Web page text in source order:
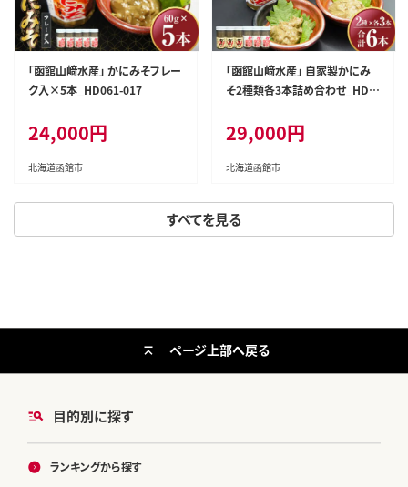
すべてを見る
「函館山﨑水産」 かにみそフレー
ク入×5本_HD061-017
24,000円
北海道函館市
「函館山﨑水産」 自家製かにみ
そ2種類各3本詰め合わせ_HD0
29,000円
北海道函館市
目的別に探す
ランキングから探す
ページ上部へ戻る